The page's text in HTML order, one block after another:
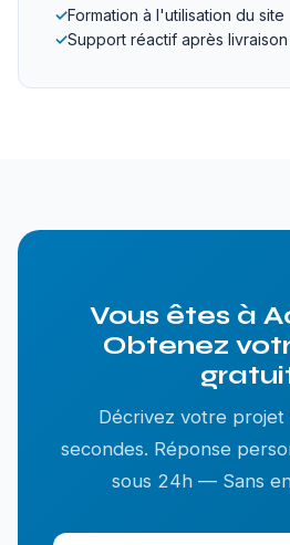
✓Formation à l'utilisation du site
✓Support réactif après livraison
Vous êtes à
Obtenez
Décrivez votre projet
secondes. Réponse
sous 24h — Sans